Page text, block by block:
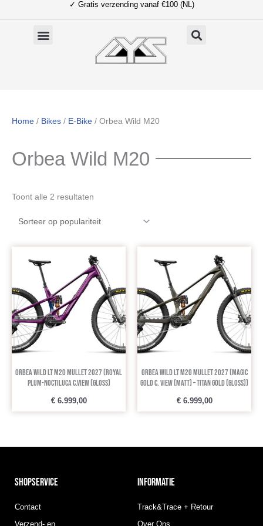
naar
✓ Gratis verzending vanaf €100 (NL)
Home / Bikes / E-Bike / Orbea Wild M20
Orbea Wild M20
Toont alle 2 resultaten
populariteit
ORBEA Wild LT M20 Mullet 2027 (Royal
Plum-Noctiluca C.View (Gloss)
€6.999,00
ORBEA Wild LT M20 Mullet 2027 (Magic
Gold C. View (Matt) – Titan Gold (Gloss))
€6.999,00
SHOPSERVICE
Contact
Verzend- en
INFORMATIE
Track&Trace + Retour
Over Ons